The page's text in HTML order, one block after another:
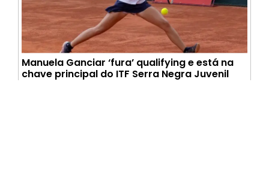
Manuela Ganciar ‘fura’ qualifying e está na
chave principal do ITF Serra Negra Juvenil